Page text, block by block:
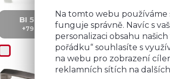
BI 5 - kov
+79 Kč/ks
CZ 5 - kov
+99 Kč/ks
Na tomto webu používáme
funguje správně. Navíc s
personalizaci obsahu
pořádku“ souhlasíte s
na webu pro zobrazení
reklamních sítích na